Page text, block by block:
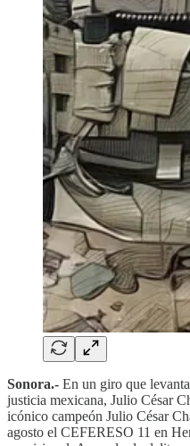
Sonora.- En un giro que
justicia mexicana, Julio César
icónico campeón Julio César
agosto el CEFERESO 11 en